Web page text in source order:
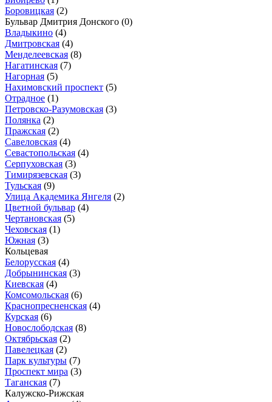
Боровицкая (2)
Бульвар Дмитрия Донского (0)
Владыкино (4)
Дмитровская (4)
Менделеевская (8)
Нагатинская (7)
Нагорная (5)
Нахимовский проспект (5)
Отрадное (1)
Петровско-Разумовская (3)
Полянка (2)
Пражская (2)
Савеловская (4)
Севастопольская (4)
Серпуховская (3)
Тимирязевская (3)
Тульская (9)
Улица Академика Янгеля (2)
Цветной бульвар (4)
Чертановская (5)
Чеховская (1)
Южная (3)
Кольцевая
Белорусская (4)
Добрынинская (3)
Киевская (4)
Комсомольская (6)
Краснопресненская (4)
Курская (6)
Новослободская (8)
Октябрьская (2)
Павелецкая (2)
Парк культуры (7)
Проспект мира (3)
Таганская (7)
Калужско-Рижская